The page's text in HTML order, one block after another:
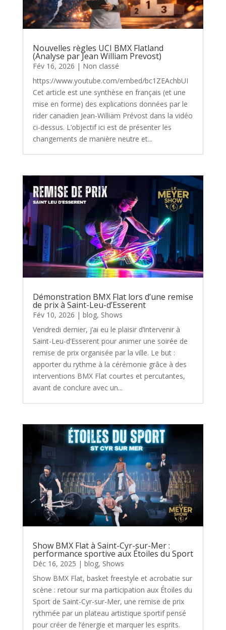
Nouvelles règles UCI BMX Flatland
(Analyse par Jean William Prevost)
Fév 16, 2026 | Non classé
https://www.youtube.com/embed/bc1ZEAchbUI
Cet article est une synthèse en français (et une
mise en forme) des explications données par le
rider canadien Jean-William Prévost dans la vidéo
ci-dessus. L’objectif ici est de présenter les
changements de manière neutre et...
Démonstration BMX Flat lors d’une remise
de prix à Saint-Leu-d’Esserent
Fév 10, 2026 | blog, Shows
Vendredi dernier, j’ai eu le plaisir d’intervenir à
Saint-Leu-d’Esserent pour animer une soirée de
remise de prix organisée par la ville. Le but :
apporter du rythme à la cérémonie grâce à des
interventions BMX Flat courtes et percutantes,
avant de conclure avec un...
Show BMX Flat à Saint-Cyr-sur-Mer :
performance sportive aux Étoiles du Sport
Déc 16, 2025 | blog, Shows
Show BMX Flat, basket freestyle et acrobatie sur
scène : retour sur ma participation aux Étoiles du
Sport de Saint-Cyr-sur-Mer, une remise de prix
rythmée par un plateau artistique sportif pensé
pour créer de l’énergie et marquer les esprits.